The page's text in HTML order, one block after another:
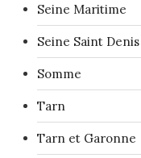
Seine Maritime
Seine Saint Denis
Somme
Tarn
Tarn et Garonne